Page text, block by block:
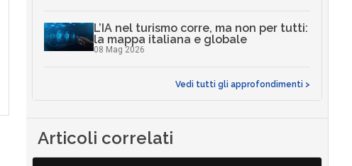
L’IA nel turismo corre, ma non per tutti:
la mappa italiana e globale
08 Mag 2026
Vedi tutti gli approfondimenti >
Articoli correlati